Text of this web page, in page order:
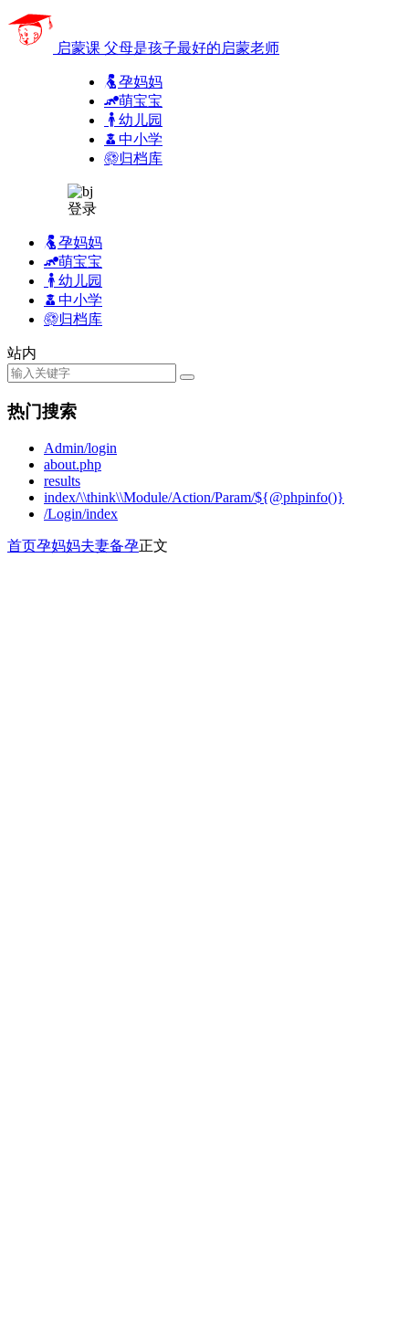
启蒙课 父母是孩子最好的启蒙老师
孕妈妈
萌宝宝
幼儿园
中小学
归档库
登录
孕妈妈
萌宝宝
幼儿园
中小学
归档库
站内
热门搜索
Admin/login
about.php
results
index/\\think\\Module/Action/Param/${@phpinfo()}
/Login/index
首页孕妈妈夫妻备孕正文